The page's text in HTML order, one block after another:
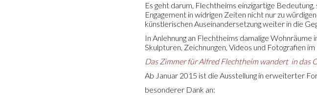
Es geht darum, Flechtheims einzigartige
Engagement in widrigen Zeiten nicht nur zu
künstlerischen Auseinandersetzung weiter in die
In Anlehnung an Flechtheims damalige
Skulpturen, Zeichnungen, Videos und Fotografien
Das Zimmer für Alfred Flechtheim wandert in das
Ab Januar 2015 ist die Ausstellung in erweiterter
besonderer Dank an: